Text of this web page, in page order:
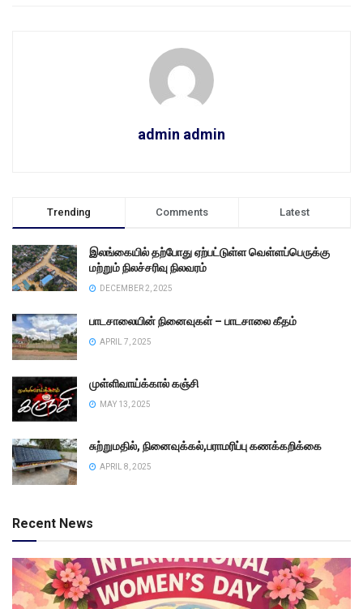
admin admin
Trending Comments Latest
இலங்கையில் தற்போது ஏற்பட்டுள்ள வெள்ளப்பெருக்கு
மற்றும் நிலச்சரிவு நிலவரம்
DECEMBER 2, 2025
பாடசாலையின் நினைவுகள் – பாடசாலை கீதம்
APRIL 7, 2025
முள்ளிவாய்க்கால் கஞ்சி
MAY 13, 2025
சுற்றுமதில், நினைவுக்கல்,பராமரிப்பு கணக்கறிக்கை
APRIL 8, 2025
Recent News